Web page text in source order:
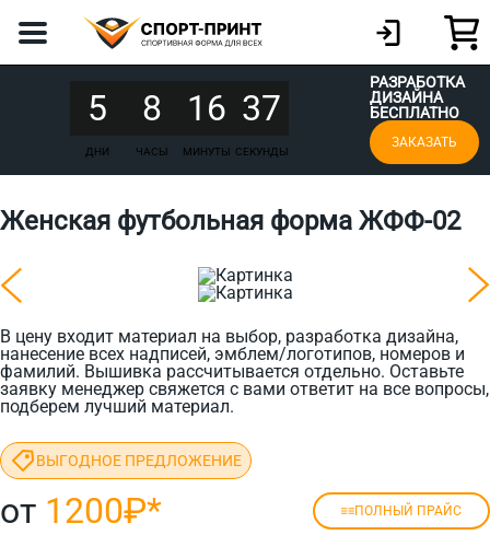
5
ДНИ
8
ЧАСЫ
16
МИНУТЫ
37
СЕКУНДЫ
РАЗРАБОТКА
ДИЗАЙНА
БЕСПЛАТНО
ЗАКАЗАТЬ
Женская футбольная форма ЖФФ-02
В цену входит материал на выбор, разработка дизайна,
нанесение всех надписей, эмблем/логотипов, номеров и
фамилий. Вышивка рассчитывается отдельно. Оставьте
заявку менеджер свяжется с вами ответит на все вопросы,
подберем лучший материал.
ВЫГОДНОЕ ПРЕДЛОЖЕНИЕ
от 1200₽* ПОЛНЫЙ ПРАЙС